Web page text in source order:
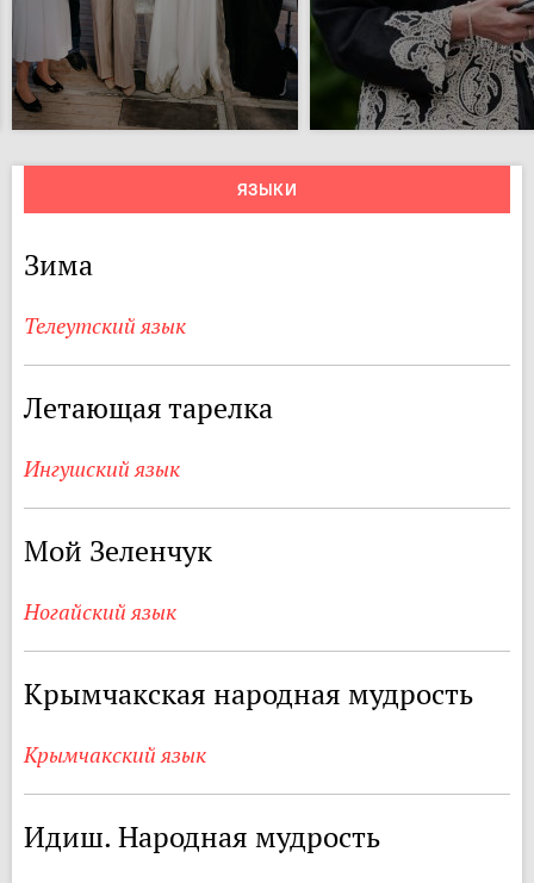
ЯЗЫКИ
Зима
Телеутский язык
Летающая тарелка
Ингушский язык
Мой Зеленчук
Ногайский язык
Крымчакская народная мудрость
Крымчакский язык
Идиш. Народная мудрость